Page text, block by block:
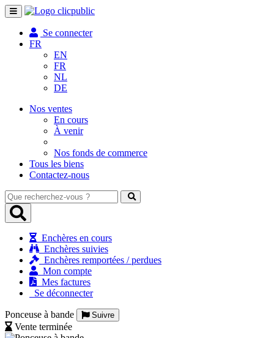
Toggle
navigation
Se connecter
FR
EN
FR
NL
DE
Nos ventes
En cours
À venir
Nos fonds de commerce
Tous les biens
Contactez-nous
Que
recherchez-
vous
Enchères en cours
Enchères suivies
Enchères remportées / perdues
Mon compte
Mes factures
Se déconnecter
Ponceuse à bande Suivre
Vente terminée